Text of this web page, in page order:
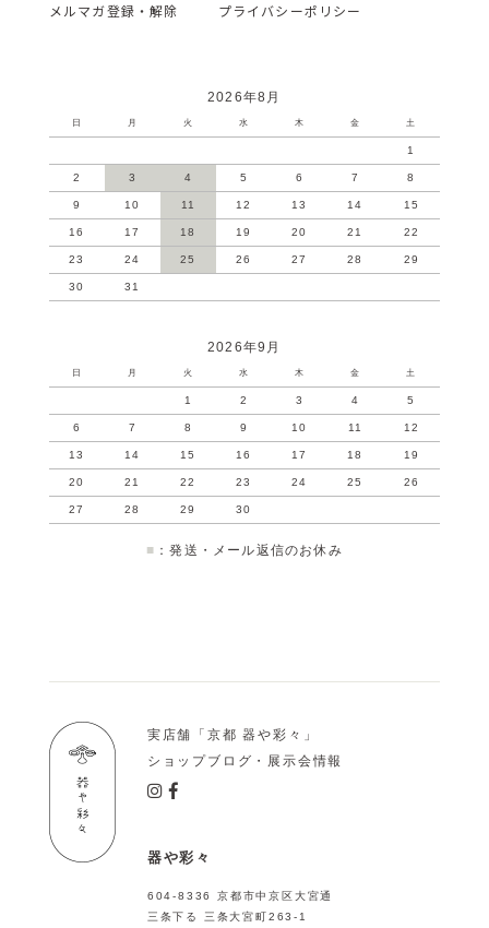
メルマガ登録・解除 プライバシーポリシー
2026年8月
日 月 火 水 木 金 土
1
2 3 4 5 6 7 8
9 10 11 12 13 14 15
16 17 18 19 20 21 22
23 24 25 26 27 28 29
30 31
2026年9月
日 月 火 水 木 金 土
1 2 3 4 5
6 7 8 9 10 11 12
13 14 15 16 17 18 19
20 21 22 23 24 25 26
27 28 29 30
■ ：発送・メール返信のお休み
実店舗「京都 器や彩々」
ショップブログ・展示会情報
器や彩々
604-8336 京都市中京区大宮通
三条下る 三条大宮町263-1